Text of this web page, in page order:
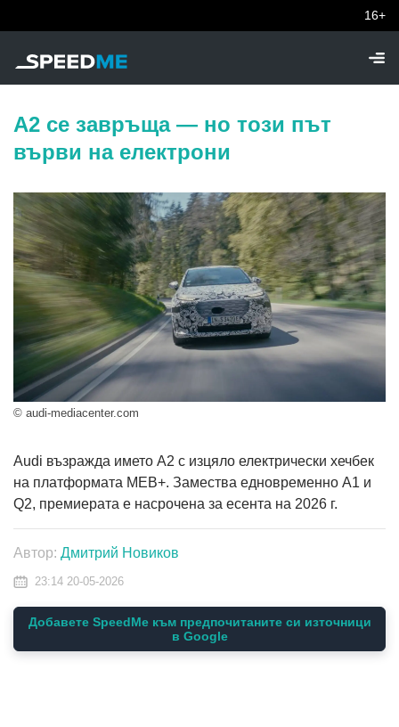
16+
A2 се завръща — но този път
върви на електрони
© audi-mediacenter.com
Audi възражда името A2 с изцяло електрически хечбек
на платформата MEB+. Замества едновременно A1 и
Q2, премиерата е насрочена за есента на 2026 г.
Автор: Дмитрий Новиков
23:14 20-05-2026
Добавете SpeedMe към предпочитаните си източници
в Google